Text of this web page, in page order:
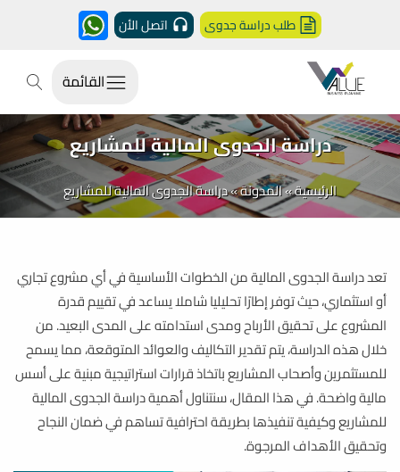
طلب دراسة جدوى اتصل الأن
القائمة
دراسة الجدوى المالية للمشاريع
الرئيسية»المدونة»دراسة الجدوى المالية للمشاريع
تعد دراسة الجدوى المالية من الخطوات الأساسية في أي مشروع تجاري
أو استثماري، حيث توفر إطارًا تحليليا شاملا يساعد في تقييم قدرة
المشروع على تحقيق الأرباح ومدى استدامته على المدى البعيد. من
خلال هذه الدراسة، يتم تقدير التكاليف والعوائد المتوقعة، مما يسمح
للمستثمرين وأصحاب المشاريع باتخاذ قرارات استراتيجية مبنية على أسس
مالية واضحة. في هذا المقال، سنتناول أهمية دراسة الجدوى المالية
للمشاريع وكيفية تنفيذها بطريقة احترافية تساهم في ضمان النجاح
وتحقيق الأهداف المرجوة.